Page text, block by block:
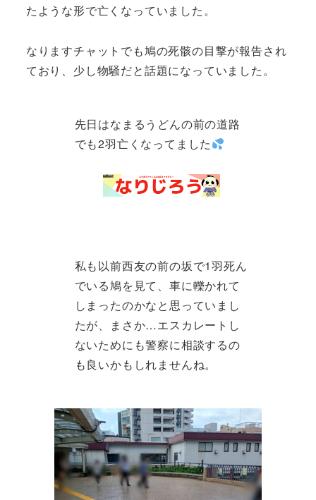
たような形で亡くなっていました。
なりますチャットでも鳩の死骸の目撃が報告され
ており、少し物騒だと話題になっていました。
先日はなまるうどんの前の道路
でも2羽亡くなってました
私も以前西友の前の坂で1羽死ん
でいる鳩を見て、車に轢かれて
しまったのかなと思っていまし
たが、まさか…エスカレートし
ないためにも警察に相談するの
も良いかもしれませんね。